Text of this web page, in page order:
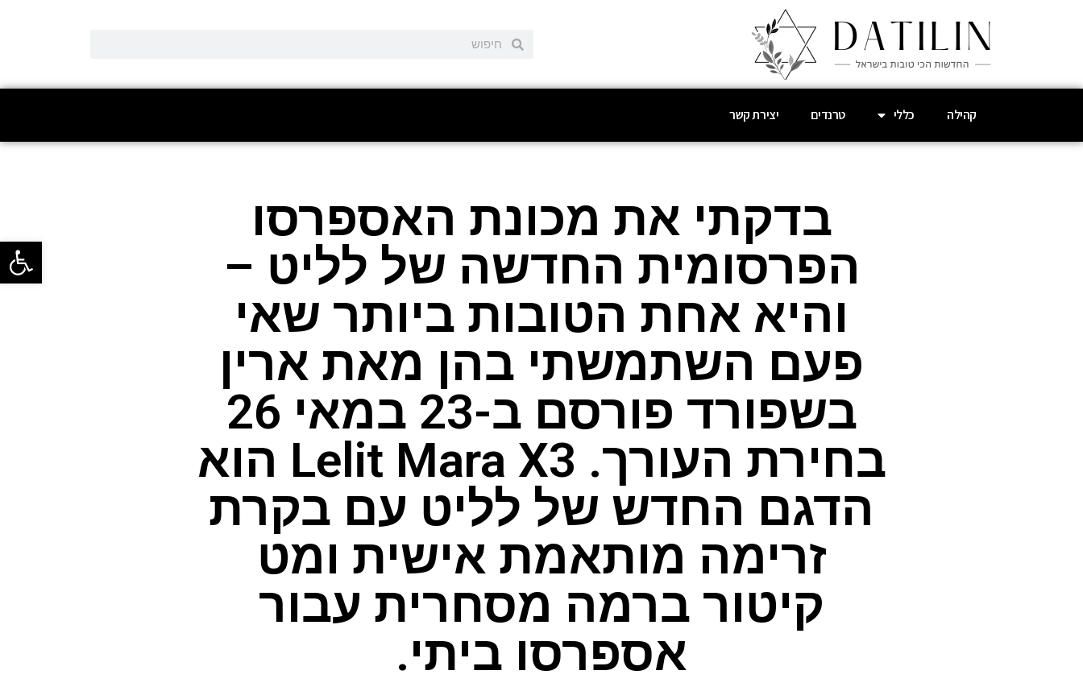
פתח
קהילה כללי טרנדים יצירת קשר
בדקתי את מכונת האספרסו
הפרסומית החדשה של לליט –
והיא אחת הטובות ביותר שאי
פעם השתמשתי בהן מאת ארין
בשפורד פורסם ב-23 במאי 26
בחירת העורך. Lelit Mara X3 הוא
הדגם החדש של לליט עם בקרת
זרימה מותאמת אישית ומט
קיטור ברמה מסחרית עבור
אספרסו ביתי.